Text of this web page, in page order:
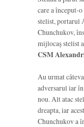
care a început-
stelist, portarul
Chunchukov,
mijlocaș stelist
CSM
Au urmat
adversarul iar
nou. Alt atac
dreapta, iar
Chunchukov a